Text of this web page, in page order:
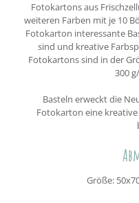
Fotokartons aus
weiteren Farben mit je 10
Fotokarton interessante
sind und kreative
Fotokartons sind in der
300
Basteln erweckt die
Fotokarton eine
Größe: